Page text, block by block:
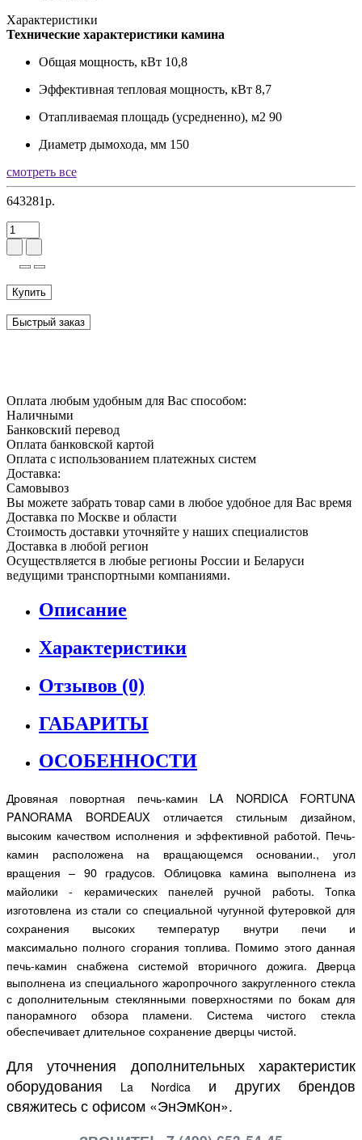
Характеристики
Технические характеристики камина
Общая мощность, кВт 10,8
Эффективная тепловая мощность, кВт 8,7
Отапливаемая площадь (усредненно), м2 90
Диаметр дымохода, мм 150
смотреть все
643281р.
Купить
Быстрый заказ
Оплата любым удобным для Вас способом:
Наличными
Банковский перевод
Оплата банковской картой
Оплата с использованием платежных систем
Доставка:
Самовывоз
Вы можете забрать товар сами в любое удобное для Вас время
Доставка по Москве и области
Стоимость доставки уточняйте у наших специалистов
Доставка в любой регион
Осуществляется в любые регионы России и Беларуси
ведущими транспортными компаниями.
Описание
Характеристики
Отзывов (0)
ГАБАРИТЫ
ОСОБЕННОСТИ
Дровяная повортная печь-камин LA NORDICA FORTUNA
PANORAMA BORDEAUX отличается стильным дизайном,
высоким качеством исполнения и эффективной работой. Печь-
камин расположена на вращающемся основании., угол
вращения – 90 градусов. Облицовка камина выполнена из
майолики - керамических панелей ручной работы. Топка
изготовлена из стали со специальной чугунной футеровкой для
сохранения высоких температур внутри печи и
максимально полного сгорания топлива. Помимо этого данная
печь-камин снабжена системой вторичного дожига. Дверца
выполнена из специального жаропрочного закругленного стекла
с дополнительным стеклянными поверхностями по бокам для
панорамного обзора пламени. Система чистого стекла
обеспечивает длительное сохранение дверцы чистой.
Для уточнения дополнительных характеристик
оборудования
La Nordicaи других брендов
свяжитесь с офисом «ЭнЭмКон».